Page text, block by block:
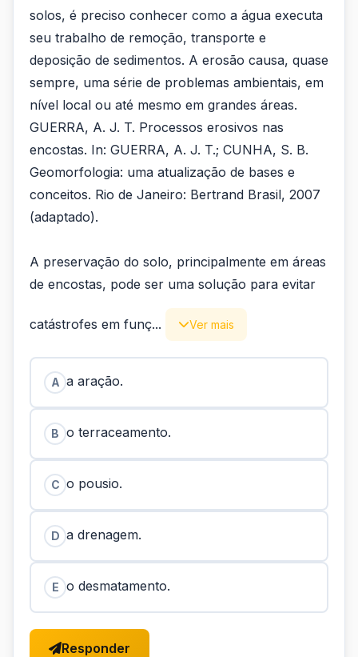
solos, é preciso conhecer como a água executa
seu trabalho de remoção, transporte e
deposição de sedimentos. A erosão causa, quase
sempre, uma série de problemas ambientais, em
nível local ou até mesmo em grandes áreas.
GUERRA, A. J. T. Processos erosivos nas
encostas. In: GUERRA, A. J. T.; CUNHA, S. B.
Geomorfologia: uma atualização de bases e
conceitos. Rio de Janeiro: Bertrand Brasil, 2007
(adaptado).
A preservação do solo, principalmente em áreas
de encostas, pode ser uma solução para evitar
catástrofes em funç... Ver mais
A a aração.
B o terraceamento.
C o pousio.
D a drenagem.
E o desmatamento.
Responder